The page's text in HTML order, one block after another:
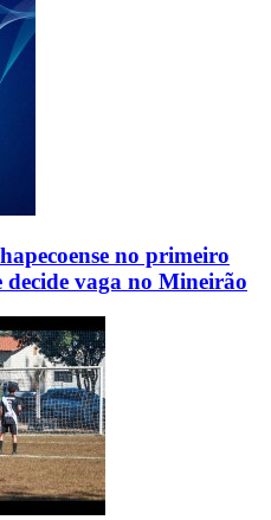
no primeiro
vaga no Mineirão